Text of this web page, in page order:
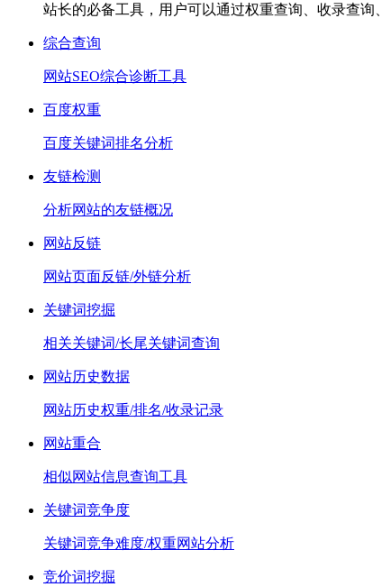
站长的必备工具，用户可以通过权重查询、收录查
综合查询
网站SEO综合诊断工具
百度权重
百度关键词排名分析
友链检测
分析网站的友链概况
网站反链
网站页面反链/外链分析
关键词挖掘
相关关键词/长尾关键词查询
网站历史数据
网站历史权重/排名/收录记录
网站重合
相似网站信息查询工具
关键词竞争度
关键词竞争难度/权重网站分析
竞价词挖掘